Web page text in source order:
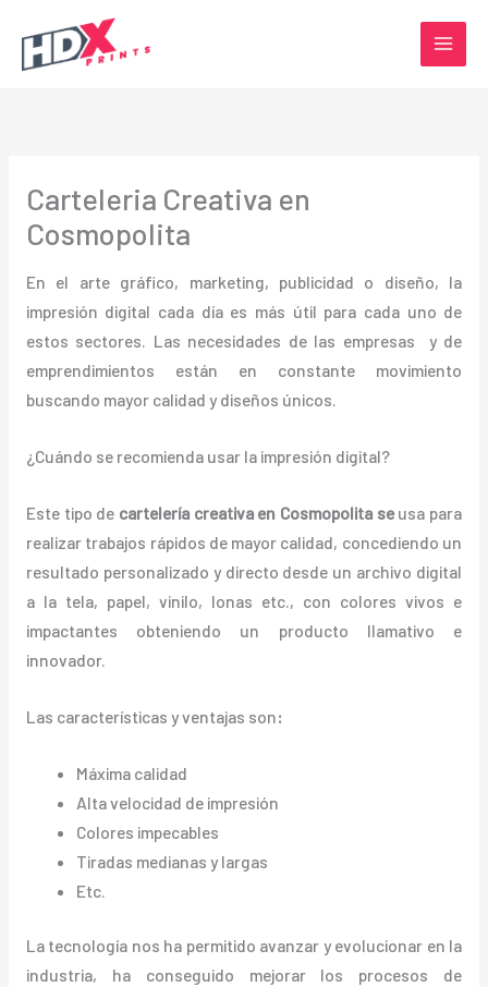
contenido
Carteleria Creativa en
Cosmopolita
En el arte gráfico, marketing, publicidad o diseño, la
impresión digital cada día es más útil para cada uno de
estos sectores. Las necesidades de las empresas y de
emprendimientos están en constante movimiento
buscando mayor calidad y diseños únicos.
¿Cuándo se recomienda usar la impresión digital?
Este tipo de cartelería creativa en Cosmopolita seusa para
realizar trabajos rápidos de mayor calidad, concediendo un
resultado personalizado y directo desde un archivo digital
a la tela, papel, vinilo, lonas etc., con colores vivos e
impactantes obteniendo un producto llamativo e
innovador.
Las características y ventajas son:
Máxima calidad
Alta velocidad de impresión
Colores impecables
Tiradas medianas y largas
Etc.
La tecnología nos ha permitido avanzar y evolucionar en la
industria, ha conseguido mejorar los procesos de